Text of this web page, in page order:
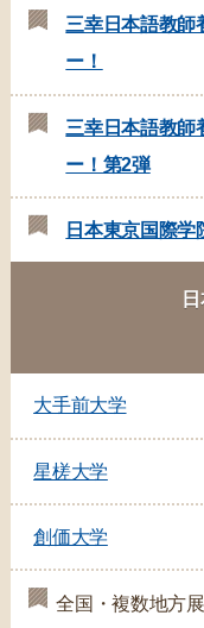
三幸日本語教師
ー！
三幸日本語教師
ー！第2弾
日本東京国際学
大手前大学
星槎大学
創価大学
全国・複数地方